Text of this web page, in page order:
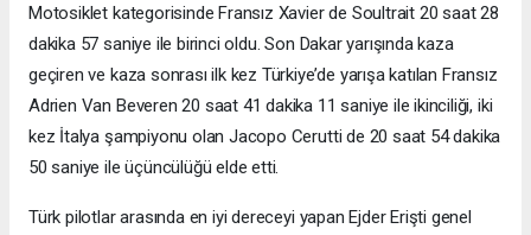
Motosiklet kategorisinde Fransız Xavier de Soultrait 20 saat 28
dakika 57 saniye ile birinci oldu. Son Dakar yarışında kaza
geçiren ve kaza sonrası ilk kez Türkiye’de yarışa katılan Fransız
Adrien Van Beveren 20 saat 41 dakika 11 saniye ile ikinciliği, iki
kez İtalya şampiyonu olan Jacopo Cerutti de 20 saat 54 dakika
50 saniye ile üçüncülüğü elde etti.
Türk pilotlar arasında en iyi dereceyi yapan Ejder Erişti genel